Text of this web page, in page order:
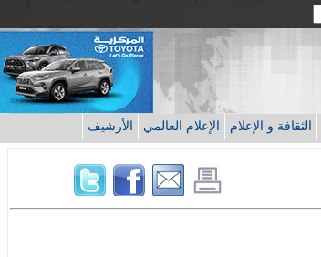
الثقافة و الإعلام الإعلام العالمي الأرشيف